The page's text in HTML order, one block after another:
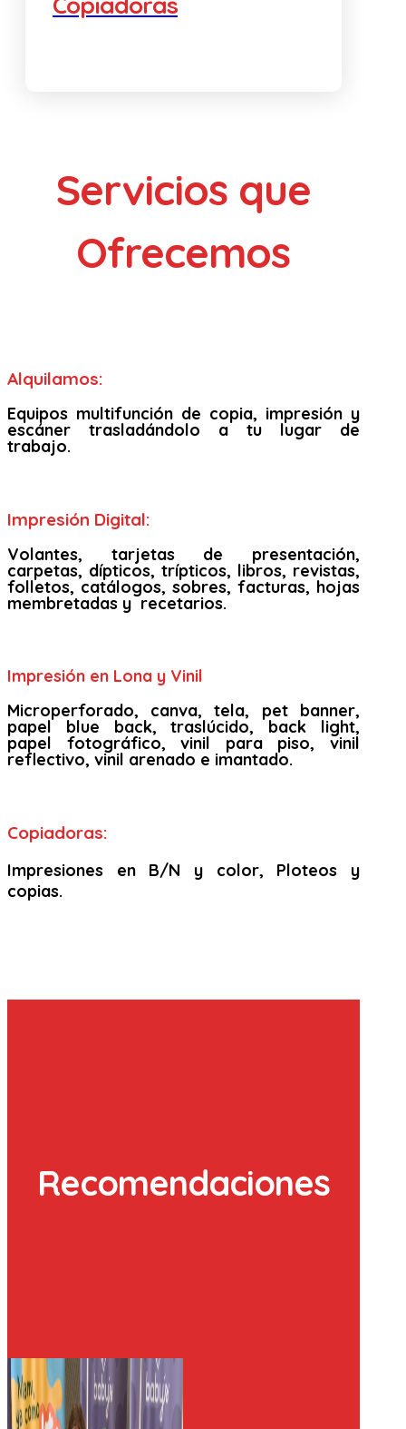
Servicios que
Ofrecemos
Alquilamos:
Equipos multifunción de copia, impresión y
escáner trasladándolo a tu lugar de
trabajo.
Impresión Digital:
Volantes, tarjetas de presentación,
carpetas, dípticos, trípticos, libros, revistas,
folletos, catálogos, sobres, facturas, hojas
membretadas y recetarios.
Impresión en Lona y Vinil
Microperforado, canva, tela, pet banner,
papel blue back, traslúcido, back light,
papel fotográfico, vinil para piso, vinil
reflectivo, vinil arenado e imantado.
Copiadoras:
Impresiones en B/N y color, Ploteos y
copias.
Recomendaciones